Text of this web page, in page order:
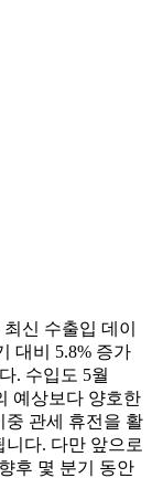
신 수출입 데이
대비 5.8% 증가
. 수입도 5월
예상보다 양호한
중 관세 휴전을 활
다. 다만 앞으로
후 몇 분기 동안